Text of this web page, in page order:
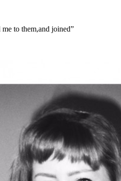
to them,and joined”